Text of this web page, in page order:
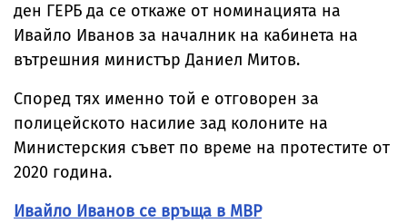
ден ГЕРБ да се откаже от номинацията на
Ивайло Иванов за началник на кабинета на
вътрешния министър Даниел Митов.
Според тях именно той е отговорен за
полицейското насилие зад колоните на
Министерския съвет по време на протестите от
2020 година.
Ивайло Иванов се връща в МВР